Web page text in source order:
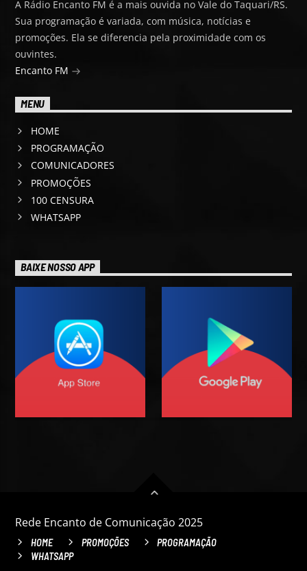
A Rádio Encanto FM é a mais ouvida no Vale do Taquari/RS.
Sua programação é variada, com música, notícias e
promoções. Ela se diferencia pela proximidade com os
ouvintes.
Encanto FM
MENU
HOME
PROGRAMAÇÃO
COMUNICADORES
PROMOÇÕES
100 CENSURA
WHATSAPP
BAIXE NOSSO APP
Rede Encanto de Comunicação 2025
HOME PROMOÇÕES
PROGRAMAÇÃO
WHATSAPP